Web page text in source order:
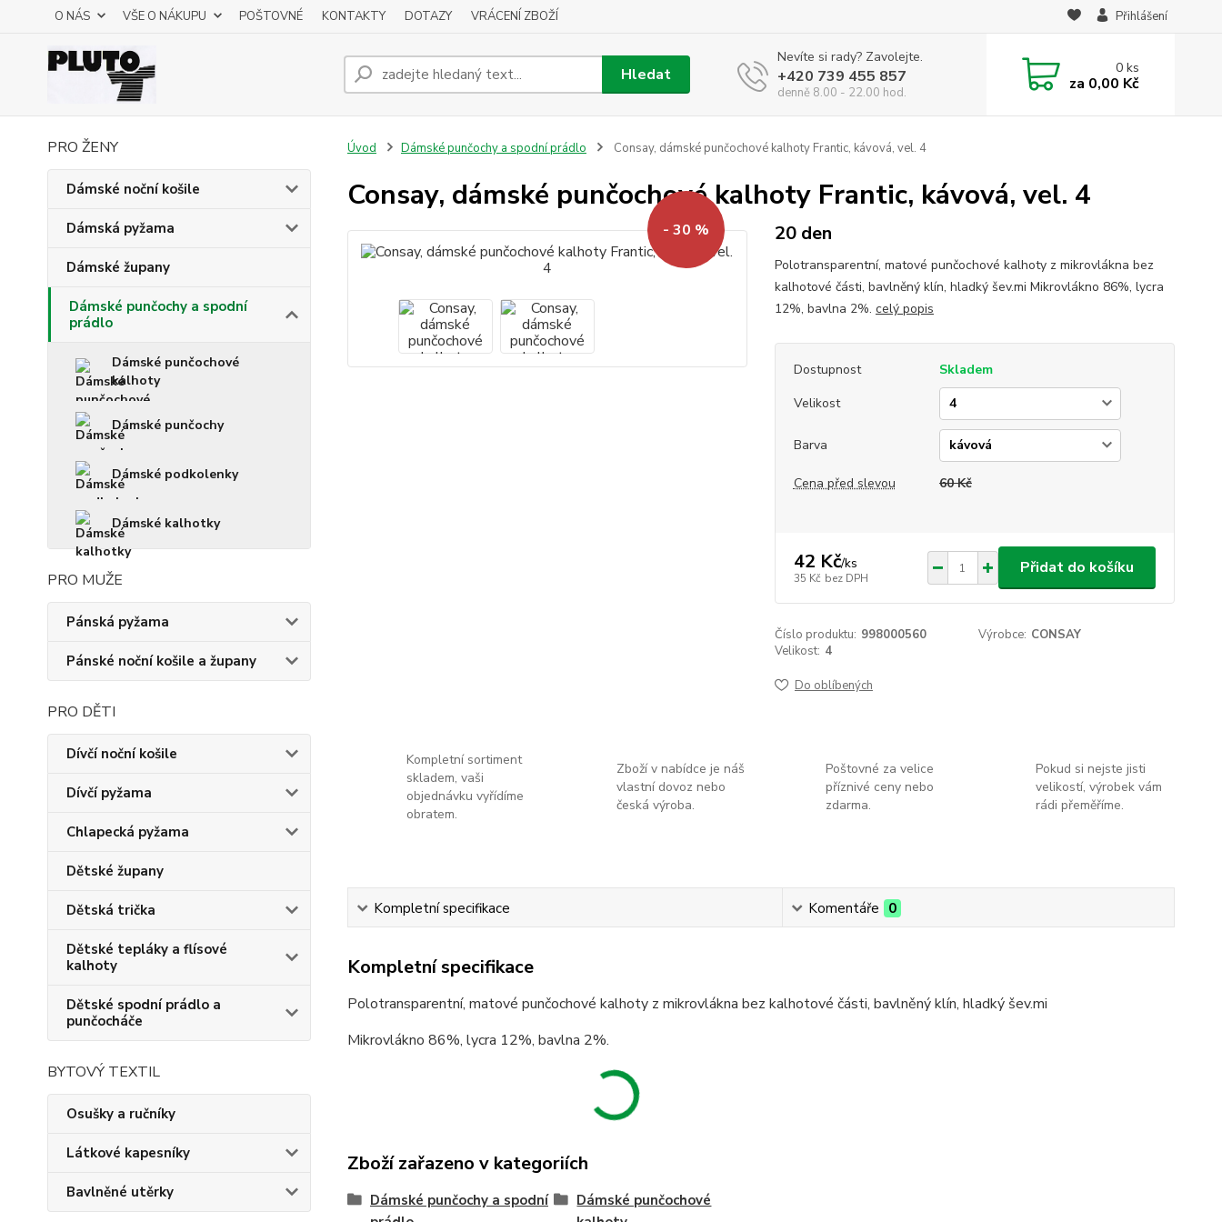
O NÁS VŠE O NÁKUPU POŠTOVNÉ KONTAKTY DOTAZY VRÁCENÍ ZBOŽÍ Přihlášení
Hledat
Nevíte si rady? Zavolejte.
+420 739 455 857
denně 8.00 - 22.00 hod.
0ks
za 0,00 Kč
PRO ŽENY
Dámské noční košile
Dámská pyžama
Dámské župany
Dámské punčochy a spodní
prádlo
Dámské punčochové
kalhoty
Dámské punčochy
Dámské podkolenky
Dámské kalhotky
PRO MUŽE
Pánská pyžama
Pánské noční košile a župany
PRO DĚTI
Dívčí noční košile
Dívčí pyžama
Chlapecká pyžama
Dětské župany
Dětská trička
Dětské tepláky a flísové
kalhoty
Dětské spodní prádlo a
punčocháče
BYTOVÝ TEXTIL
Osušky a ručníky
Látkové kapesníky
Bavlněné utěrky
Úvod Dámské punčochy a spodní prádlo Consay, dámské punčochové kalhoty Frantic, kávová, vel. 4
Consay, dámské punčochové kalhoty Frantic, kávová, vel. 4
- 30 % 20 den
Polotransparentní, matové punčochové kalhoty z mikrovlákna bez
kalhotové části, bavlněný klín, hladký šev.mi Mikrovlákno 86%, lycra
12%, bavlna 2%. celý popis
Dostupnost
Skladem
Velikost
Barva
Cena před slevou 60 Kč
42 Kč/ks
35 Kč bez DPH
Přidat do košíku
Číslo produktu: 998000560 Výrobce: CONSAY
Velikost: 4
Do oblíbených
Kompletní sortiment
skladem, vaši
objednávku vyřídíme
obratem.
Zboží v nabídce je náš
vlastní dovoz nebo
česká výroba.
Poštovné za velice
příznivé ceny nebo
zdarma.
Pokud si nejste jisti
velikostí, výrobek vám
rádi přeměříme.
Kompletní specifikace Komentáře 0
Kompletní specifikace
Polotransparentní, matové punčochové kalhoty z mikrovlákna bez kalhotové části, bavlněný klín, hladký šev.mi
Mikrovlákno 86%, lycra 12%, bavlna 2%.
Zboží zařazeno v kategoriích
Dámské punčochy a spodní
Dámské punčochové